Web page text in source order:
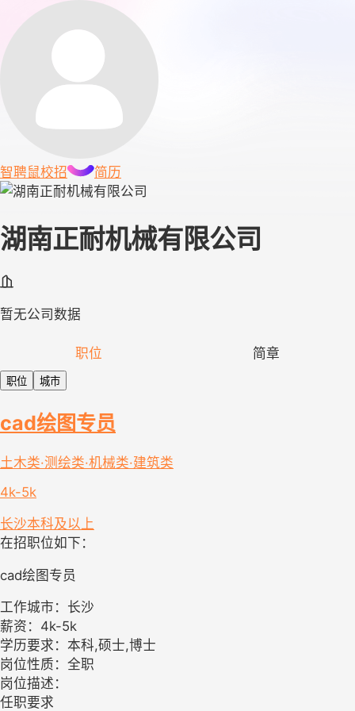
智聘鼠校招 简历
湖南正耐机械有限公司
暂无公司数据
职位 简章
职位 城市
cad绘图专员
土木类·测绘类·机械类·建筑类
4k-5k
长沙本科及以上
在招职位如下：
cad绘图专员
工作城市：长沙
薪资：4k-5k
学历要求：本科,硕士,博士
岗位性质：全职
岗位描述：
任职要求